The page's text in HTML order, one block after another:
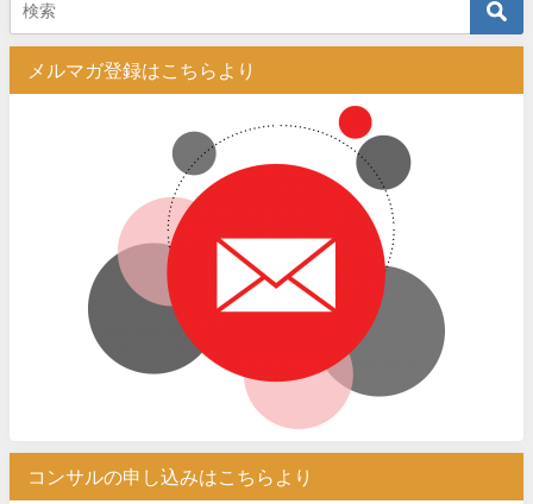
メルマガ登録はこちらより
コンサルの申し込みはこちらより